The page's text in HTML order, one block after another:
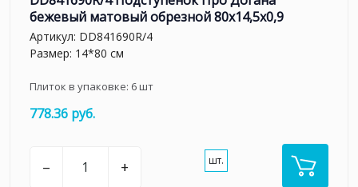
бежевый матовый обрезной 80x14,5x0,9
Артикул: DD841690R/4
Размер: 14*80 см
Плиток в упаковке: 6шт
778.36 руб.
– + шт.